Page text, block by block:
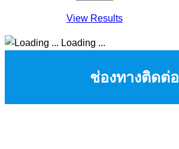
View Results
Loading ...
ช่องทางติดต่อ